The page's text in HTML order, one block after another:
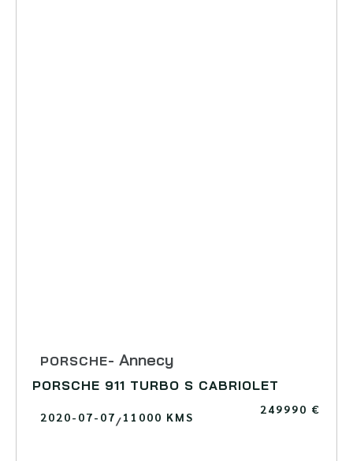
PORSCHE- Annecy
PORSCHE 911 TURBO S CABRIOLET
2020-07-07/11000 KMS
249990 €